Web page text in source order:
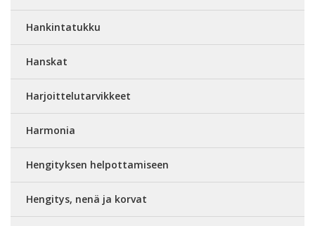
Hankintatukku
Hanskat
Harjoittelutarvikkeet
Harmonia
Hengityksen helpottamiseen
Hengitys, nenä ja korvat